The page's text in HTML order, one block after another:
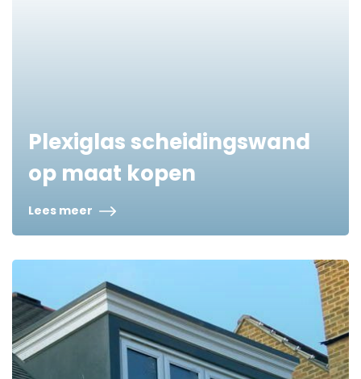
Plexiglas scheidingswand
op maat kopen
Lees meer